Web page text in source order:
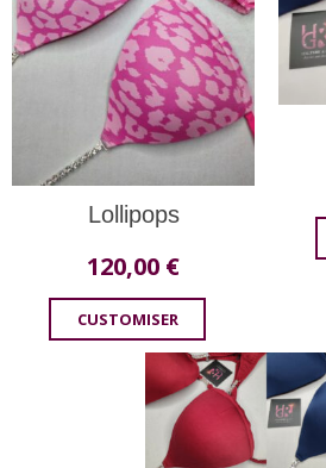
Lollipops
120,00 €
CUSTOMISER